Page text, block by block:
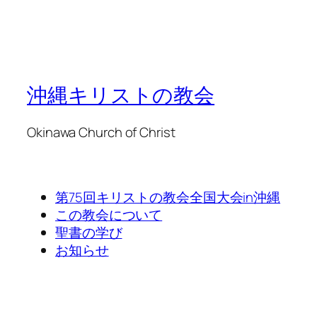
沖縄キリストの教会
Okinawa Church of Christ
第75回キリストの教会全国大会in沖縄
この教会について
聖書の学び
お知らせ